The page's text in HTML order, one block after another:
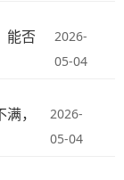
能否
2026-
05-04
，
2026-
05-04